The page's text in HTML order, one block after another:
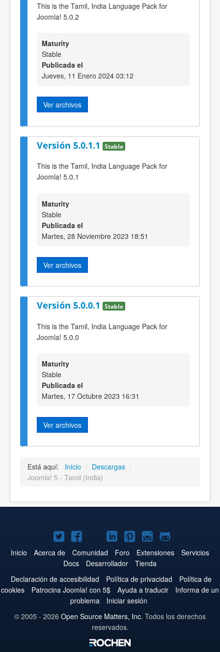
This is the Tamil, India Language Pack for
Joomla! 5.0.2
Maturity
Stable
Publicada el
Jueves, 11 Enero 2024 03:12
Ver archivos
Versión 5.0.1.1 Stable
This is the Tamil, India Language Pack for
Joomla! 5.0.1
Maturity
Stable
Publicada el
Martes, 28 Noviembre 2023 18:51
Ver archivos
Versión 5.0.0.1 Stable
This is the Tamil, India Language Pack for
Joomla! 5.0.0
Maturity
Stable
Publicada el
Martes, 17 Octubre 2023 16:31
Ver archivos
Está aquí: Inicio / Descargas /
Joomla! 5 - Tamil (India)
Joomla!
en
Twitter
Joomla!
en
Facebook
Joomla!
en
YouTube
Joomla!
en
LinkedIn
Joomla!
en
Pinterest
Joomla!
en
Instagram
Joomla!
en
Inicio Acerca de Comunidad Foro Extensiones
Servicios
Docs
Desarrollador
Tienda
Declaración de accesibilidad
Política de privacidad
Política de
cookies
Patrocina Joomla! con 5$ Ayuda a traducir
Informa de un
problema
Iniciar sesión
© 2005 - 2026 Open Source Matters, Inc. Todos los derechos
reservados.